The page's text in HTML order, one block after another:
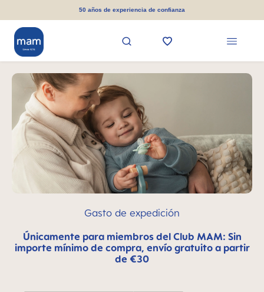
50 años de experiencia de confianza
Gasto de expedición
Únicamente para miembros del Club MAM: Sin
importe mínimo de compra, envío gratuito a partir
de €30